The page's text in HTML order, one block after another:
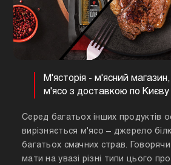
М'ясторія - м'ясний
м'ясо з доставкою по Києву
Серед багатьох інших продуктів
вирізняється м'ясо – джерело
багатьох смачних страв.
мати на увазі різні типи цього